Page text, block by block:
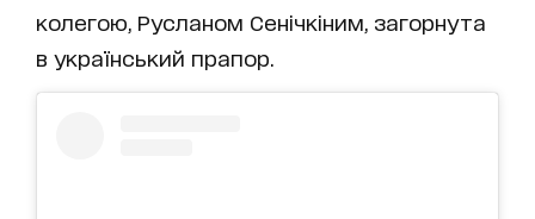
колегою, Русланом Сенічкіним, загорнута
в український прапор.